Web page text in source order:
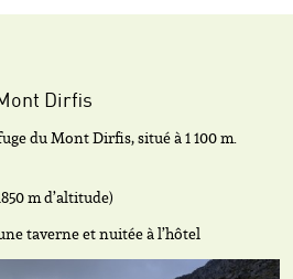
Dirfis
du Mont Dirfis, situé à 1 100 m.
m d’altitude)
taverne et nuitée à l’hôtel